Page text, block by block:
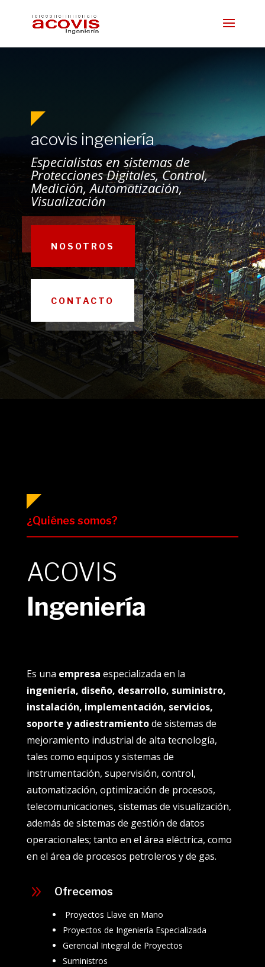
acovis ingeniería
Especialistas en sistemas de
Protecciones Digitales, Control,
Medición, Automatización,
Visualización
NOSOTROS
CONTACTO
¿Quiénes somos?
ACOVIS
Ingeniería
Es una empresa especializada en la
ingeniería, diseño, desarrollo, suministro,
instalación, implementación, servicios,
soporte y adiestramientode sistemas de
mejoramiento industrial de alta tecnología,
tales como equipos y sistemas de
instrumentación, supervisión, control,
automatización, optimización de procesos,
telecomunicaciones, sistemas de visualización,
además de sistemas de gestión de datos
operacionales; tanto en el área eléctrica, como
en el área de procesos petroleros y de gas.
9 Ofrecemos
Proyectos Llave en Mano
Proyectos de Ingeniería Especializada
Gerencial Integral de Proyectos
Suministros